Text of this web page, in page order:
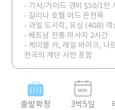
- 기사/가이드 경비 $50/1인
- 갈리나 호텔 머드 온천욕
- 과일 도시락, 유심 (4GB) 객
- 베트남 전통 마사지 2시간
- 케이블 카, 레일 바이크, 나
천국의 계단 사전 포함
출발확정 3박5일